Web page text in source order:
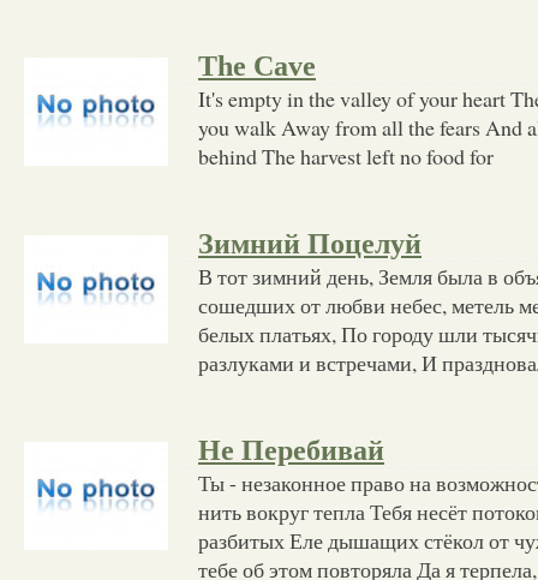
The Cave
It's empty in the valley of your heart
you walk Away from all the fears And
behind The harvest left no food for
Зимний Поцелуй
В тот зимний день, Земля была в
сошедших от любви небес, метель
белых платьях, По городу шли
разлуками и встречами, И
Не Перебивай
Ты - незаконное право на
нить вокруг тепла Тебя несёт
разбитых Еле дышащих стёкол от
тебе об этом повторяла Да я терпела,